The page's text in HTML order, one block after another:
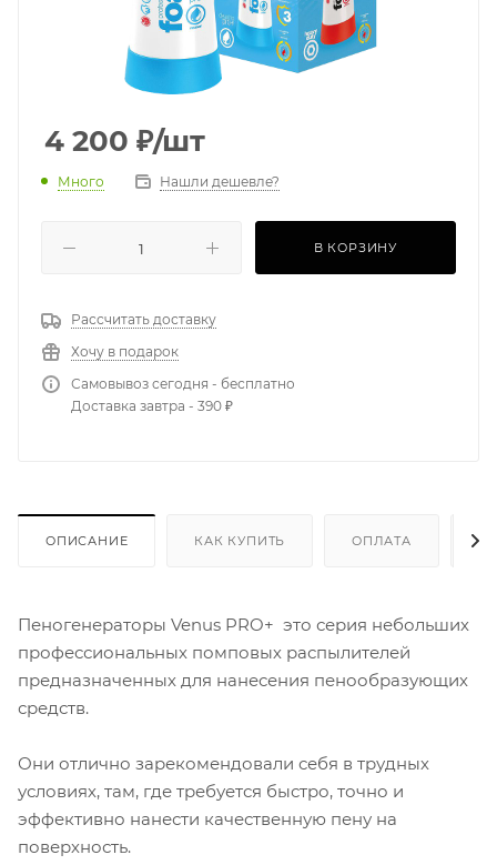
4 200 ₽/шт
Много Нашли дешевле?
В КОРЗИНУ
Рассчитать доставку
Хочу в подарок
Самовывоз сегодня - бесплатно
Доставка завтра - 390 ₽
ОПИСАНИЕ КАК КУПИТЬ ОПЛАТА
Пеногенераторы Venus PRO+ это серия небольших
профессиональных помповых распылителей
предназначенных для нанесения пенообразующих
средств.
Они отлично зарекомендовали себя в трудных
условиях, там, где требуется быстро, точно и
эффективно нанести качественную пену на
поверхность.